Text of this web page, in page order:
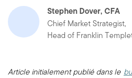
Stephen Dover, CFA
Chief Market Strategist,
Head of Franklin
Article initialement publié dans le